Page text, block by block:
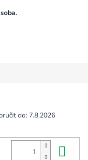
do: 7.8.2026